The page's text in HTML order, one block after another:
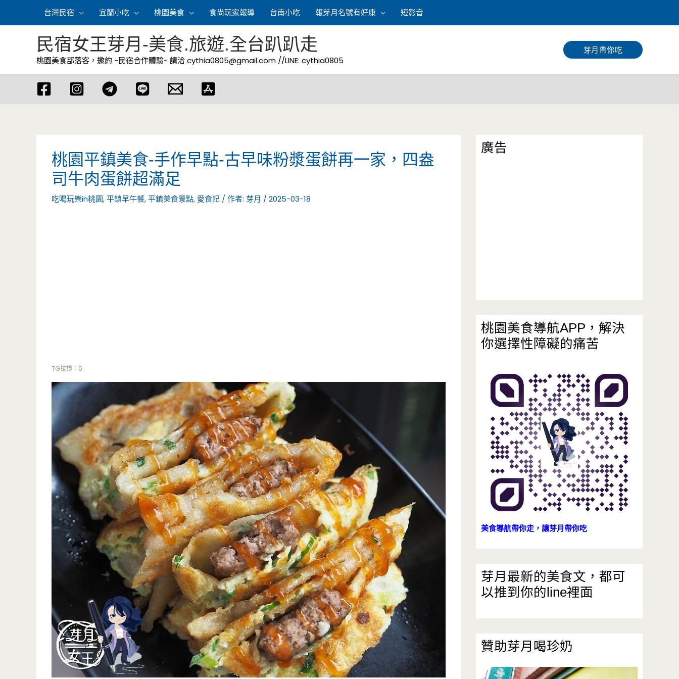
容
台灣民宿 宜蘭小吃 桃園美食 食尚玩家報導 台南小吃 報芽月名號有好康 短影音
尋
民宿女王芽月-美食.旅遊.全台趴趴走
桃園美食部落客，邀約 -民宿合作體驗~ 請洽cythia0805@gmail.com //LINE: cythia0805
芽月帶你吃
桃園平鎮美食-手作早點-古早味粉漿蛋餅再一家，四盎
司牛肉蛋餅超滿足
吃喝玩樂in桃園,平鎮早午餐,平鎮美食景點, 愛食記 / 作者: 芽月 / 2025-03-18
TG按讚：0
廣告
桃園美食導航APP，解決
你選擇性障礙的痛苦
美食導航帶你走，讓芽月帶你吃
芽月最新的美食文，都可
以推到你的line裡面
贊助芽月喝珍奶